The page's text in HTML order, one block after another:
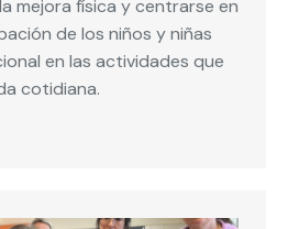
mejora física y centrarse en
de los niños y niñas
en las actividades que
cotidiana.